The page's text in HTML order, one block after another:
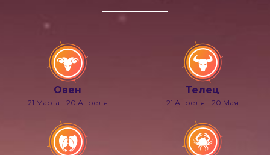
Овен
21 Марта - 20 Апреля
Телец
21 Апреля - 20 Мая